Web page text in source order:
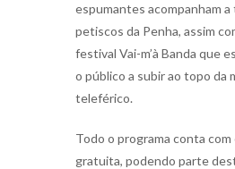
espumantes acompanham a
petiscos da Penha, assim
festival Vai-m’à Banda que
o público a subir ao topo da
teleférico.
Todo o programa conta
gratuita, podendo parte